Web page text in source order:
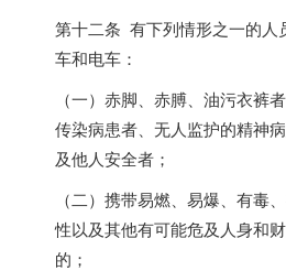
第十二条 有下列情形之一的人
车和电车：
（一）赤脚、赤膊、油污衣裤
传染病患者、无人监护的精神
及他人安全者；
（二）携带易燃、易爆、有毒
性以及其他有可能危及人身和
的；